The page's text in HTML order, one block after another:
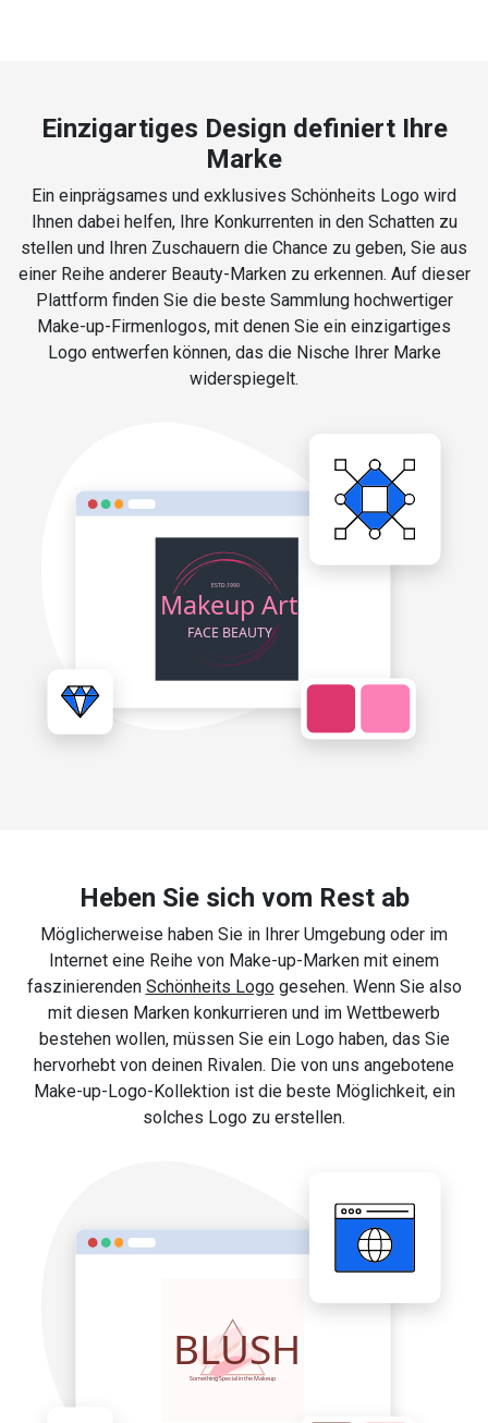
Einzigartiges Design definiert Ihre
Marke
Ein einprägsames und exklusives Schönheits Logo wird
Ihnen dabei helfen, Ihre Konkurrenten in den Schatten zu
stellen und Ihren Zuschauern die Chance zu geben, Sie aus
einer Reihe anderer Beauty-Marken zu erkennen. Auf dieser
Plattform finden Sie die beste Sammlung hochwertiger
Make-up-Firmenlogos, mit denen Sie ein einzigartiges
Logo entwerfen können, das die Nische Ihrer Marke
widerspiegelt.
Heben Sie sich vom Rest ab
Möglicherweise haben Sie in Ihrer Umgebung oder im
Internet eine Reihe von Make-up-Marken mit einem
faszinierenden Schönheits Logogesehen. Wenn Sie also
mit diesen Marken konkurrieren und im Wettbewerb
bestehen wollen, müssen Sie ein Logo haben, das Sie
hervorhebt von deinen Rivalen. Die von uns angebotene
Make-up-Logo-Kollektion ist die beste Möglichkeit, ein
solches Logo zu erstellen.